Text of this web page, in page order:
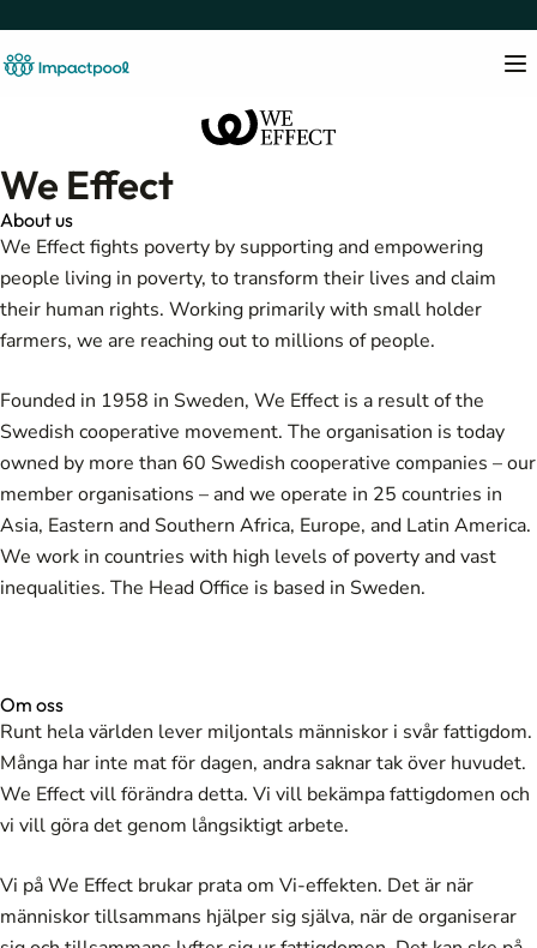
We Effect
About us
We Effect fights poverty by supporting and empowering
people living in poverty, to transform their lives and claim
their human rights. Working primarily with small holder
farmers, we are reaching out to millions of people.
Founded in 1958 in Sweden, We Effect is a result of the
Swedish cooperative movement. The organisation is today
owned by more than 60 Swedish cooperative companies – our
member organisations – and we operate in 25 countries in
Asia, Eastern and Southern Africa, Europe, and Latin America.
We work in countries with high levels of poverty and vast
inequalities. The Head Office is based in Sweden.
Om oss
Runt hela världen lever miljontals människor i svår fattigdom.
Många har inte mat för dagen, andra saknar tak över huvudet.
We Effect vill förändra detta. Vi vill bekämpa fattigdomen och
vi vill göra det genom långsiktigt arbete.
Vi på We Effect brukar prata om Vi-effekten. Det är när
människor tillsammans hjälper sig själva, när de organiserar